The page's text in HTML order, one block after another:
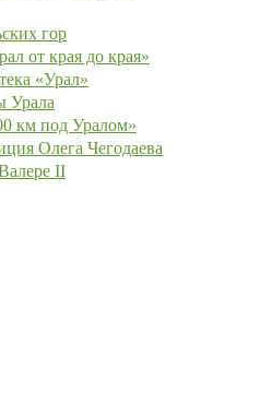
гор
от края до края»
«Урал»
Урала
км под Уралом»
Олега Чегодаева
II